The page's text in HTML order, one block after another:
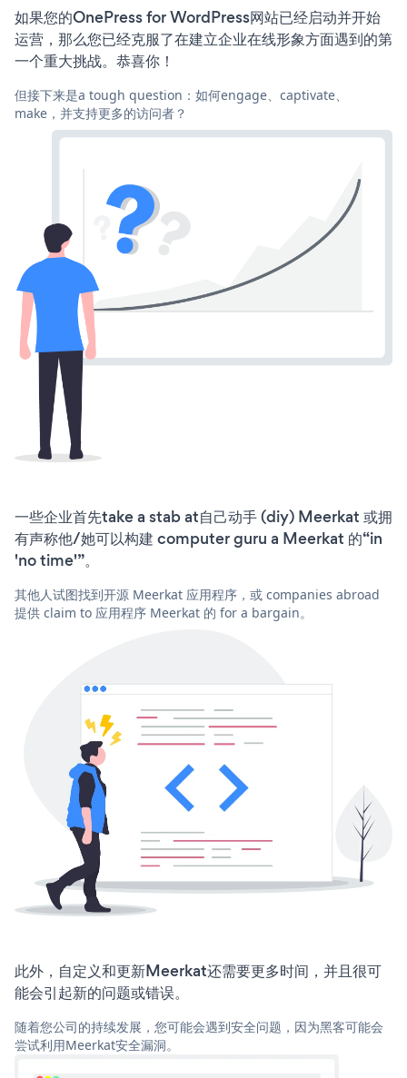
如果您的OnePress for WordPress网站已经启动并开始
运营，那么您已经克服了在建立企业在线形象方面遇到的第
一个重大挑战。恭喜你！
但接下来是a tough question：如何engage、captivate、
make，并支持更多的访问者？
一些企业首先take a stab at自己动手 (diy) Meerkat 或拥
有声称他/她可以构建 computer guru a Meerkat 的“in
'no time'”。
其他人试图找到开源 Meerkat 应用程序，或 companies abroad
提供 claim to 应用程序 Meerkat 的 for a bargain。
此外，自定义和更新Meerkat还需要更多时间，并且很可
能会引起新的问题或错误。
随着您公司的持续发展，您可能会遇到安全问题，因为黑客可能会
尝试利用Meerkat安全漏洞。